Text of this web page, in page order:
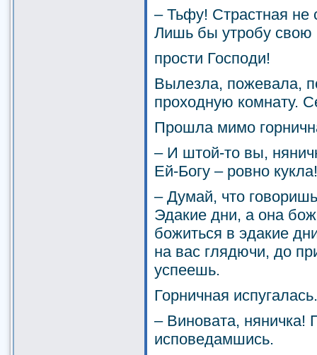
– Тьфу! Страстная не
Лишь бы утробу свою
прости Господи!
Вылезла, пожевала,
проходную комнату.
Прошла мимо
– И штой-то вы,
Ей-Богу – ровно кукла!
– Думай, что
Эдакие дни, а она
божиться в эдакие
на вас глядючи, до
успеешь.
Горничная испугалась.
– Виновата, няничка!
исповедамшись.